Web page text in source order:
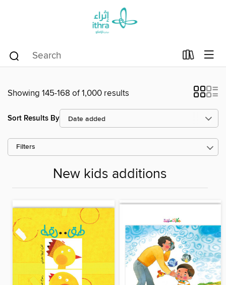
Showing 145-168 of 1,000 results
Sort Results By
Filters
New kids additions